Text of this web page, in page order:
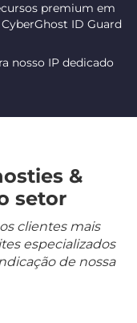
premium em
ID Guard
nosso IP dedicado
&
setor
clientes mais
especializados
de nossa